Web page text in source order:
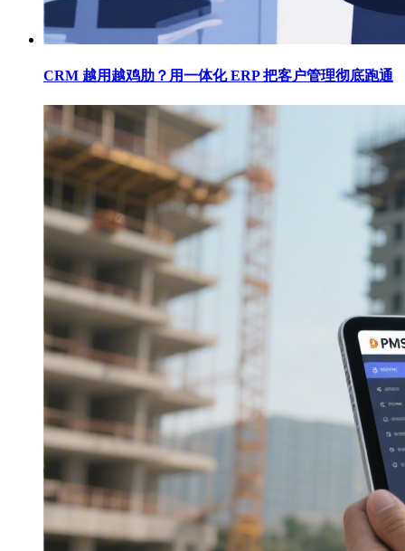
CRM 越用越鸡肋？用一体化 ERP 把客户管理彻底跑通